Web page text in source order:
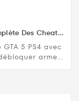
Des Cheats
5 PS4 avec
armes,
et autres